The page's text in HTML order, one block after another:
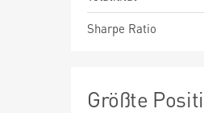
Sharpe Ratio
Größte